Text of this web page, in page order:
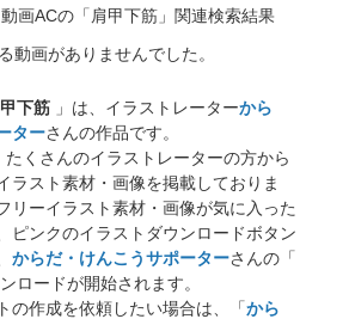
動画ACの「肩甲下筋」関連検索結果
動画がありませんでした。
下筋 」は、イラストレーターから
ターさんの作品です。
たくさんのイラストレーターの方から
ラスト素材・画像を掲載しておりま
リーイラスト素材・画像が気に入った
ピンクのイラストダウンロードボタン
からだ・けんこうサポーターさんの「
ロードが開始されます。
の作成を依頼したい場合は、「から